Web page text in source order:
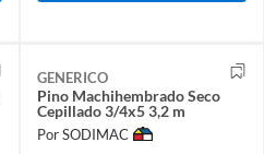
GENERICO
Pino Machihembrado Seco
Cepillado 3/4x5 3,2 m
Por SODIMAC